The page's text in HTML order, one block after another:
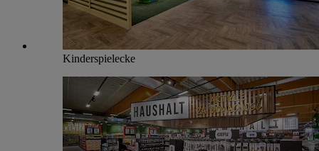
Kinderspielecke